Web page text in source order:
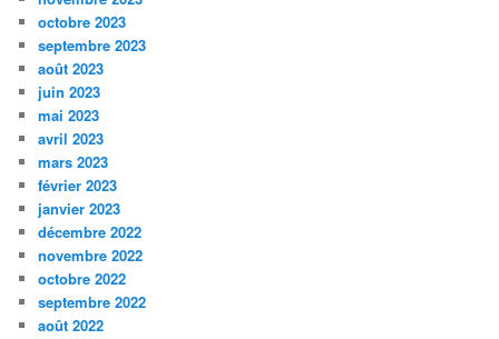
octobre 2023
septembre 2023
août 2023
juin 2023
mai 2023
avril 2023
mars 2023
février 2023
janvier 2023
décembre 2022
novembre 2022
octobre 2022
septembre 2022
août 2022